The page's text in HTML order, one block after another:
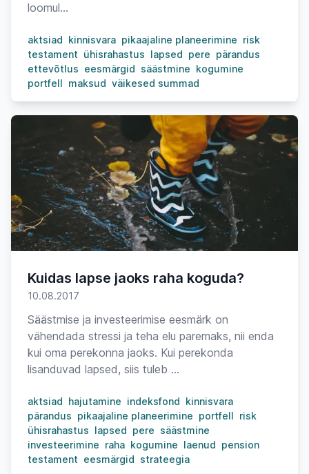
loomul...
aktsiad kinnisvara pikaajaline planeerimine risk
testament ühisrahastus lapsed pere pärandus
ettevõtlus eesmärgid säästmine
kogumine
portfell
maksud väikesed summad
Kuidas lapse jaoks raha koguda?
10.08.2017
Säästmise ja investeerimise eesmärk on
vähendada stressi ja teha elu paremaks, nii enda
kui oma perekonna jaoks. Kui perekonda
lisanduvad lapsed, siis tuleb ...
aktsiad hajutamine indeksfond kinnisvara
pärandus pikaajaline planeerimine portfell risk
ühisrahastus lapsed pere säästmine
investeerimine raha kogumine laenud pension
testament eesmärgid strateegia